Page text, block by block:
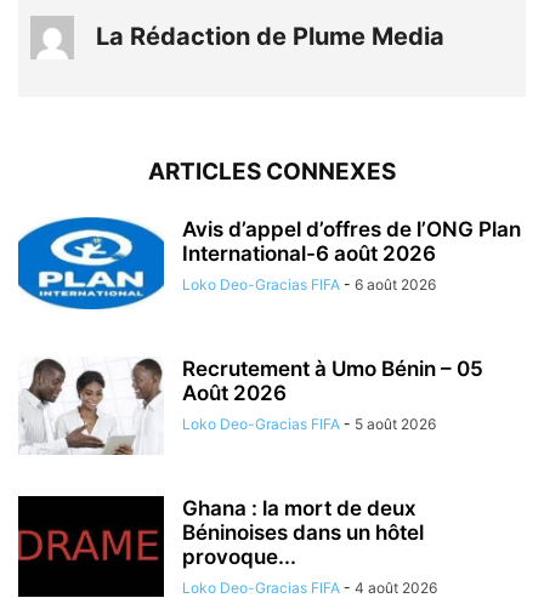
La Rédaction de Plume Media
ARTICLES CONNEXES
Avis d’appel d’offres de l’ONG Plan
International-6 août 2026
Loko Deo-Gracias FIFA - 6 août 2026
Recrutement à Umo Bénin – 05
Août 2026
Loko Deo-Gracias FIFA - 5 août 2026
Ghana : la mort de deux
Béninoises dans un hôtel
provoque...
Loko Deo-Gracias FIFA - 4 août 2026